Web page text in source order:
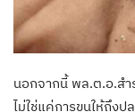
นอกจากนี้ พล.ต.อ.สำ
ไม่ใช่แค่การขนให้ถึง